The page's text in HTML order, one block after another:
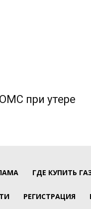
при утере
ГДЕ КУПИТЬ
РЕГИСТРАЦИЯ